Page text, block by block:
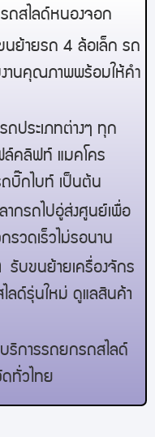
ถสไลด์หนองจอก
นย้ายรถ 4 ล้อเล็ก รถ
งานคุณภาพพร้อมให้คำ
ถประเภทต่างๆ ทุก
คลิฟท์ แมคโคร
บิ๊กไบท์ เป็นต้น
ากรถไปอู่ส่งศูนย์เพื่อ
รวดเร็วไม่รอนาน
รับขนย้ายเครื่องจักร
ลด์รุ่นใหม่ ดูแลสินค้า
บริการรถยกรถสไลด์
ทั่วไทย